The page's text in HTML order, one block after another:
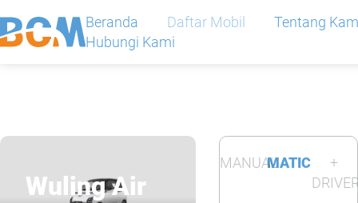
Beranda Daftar Mobil
Tentang
Hubungi Kami
Daftar Mobil
Wuling Air
MANUALMATIC
+